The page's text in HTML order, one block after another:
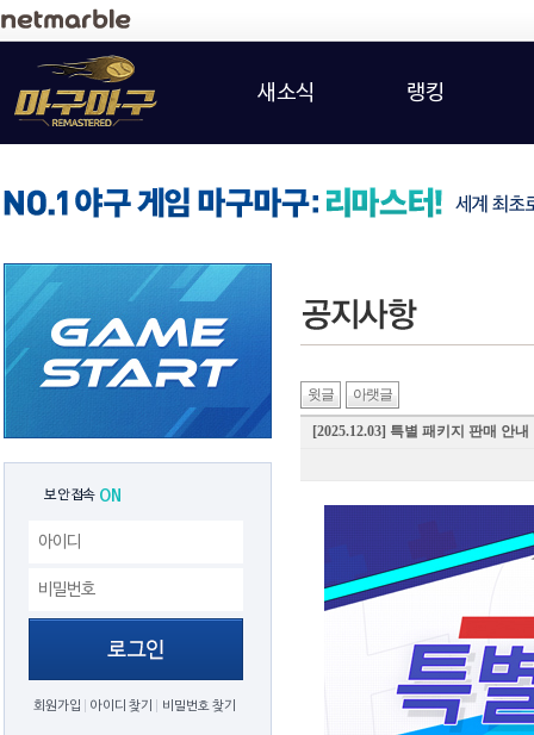
새소식 랭킹
보안접속 ON
회원가입 아이디 찾기 비밀번호 찾기
윗글 아랫글
[2025.12.03] 특별 패키지 판매 안내